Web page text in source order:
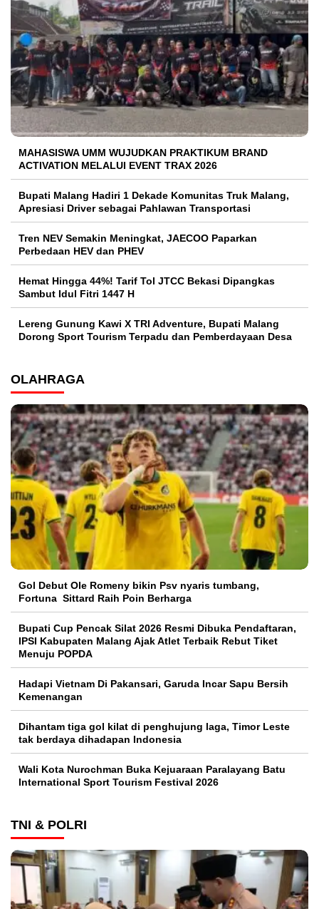
MAHASISWA UMM WUJUDKAN PRAKTIKUM BRAND
ACTIVATION MELALUI EVENT TRAX 2026
Bupati Malang Hadiri 1 Dekade Komunitas Truk Malang,
Apresiasi Driver sebagai Pahlawan Transportasi
Tren NEV Semakin Meningkat, JAECOO Paparkan
Perbedaan HEV dan PHEV
Hemat Hingga 44%! Tarif Tol JTCC Bekasi Dipangkas
Sambut Idul Fitri 1447 H
Lereng Gunung Kawi X TRI Adventure, Bupati Malang
Dorong Sport Tourism Terpadu dan Pemberdayaan Desa
OLAHRAGA
Gol Debut Ole Romeny bikin Psv nyaris tumbang,
Fortuna Sittard Raih Poin Berharga
Bupati Cup Pencak Silat 2026 Resmi Dibuka Pendaftaran,
IPSI Kabupaten Malang Ajak Atlet Terbaik Rebut Tiket
Menuju POPDA
Hadapi Vietnam Di Pakansari, Garuda Incar Sapu Bersih
Kemenangan
Dihantam tiga gol kilat di penghujung laga, Timor Leste
tak berdaya dihadapan Indonesia
Wali Kota Nurochman Buka Kejuaraan Paralayang Batu
International Sport Tourism Festival 2026
TNI & POLRI